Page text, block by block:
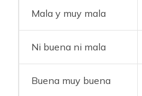
Mala y muy mala
Ni buena ni mala
Buena muy buena